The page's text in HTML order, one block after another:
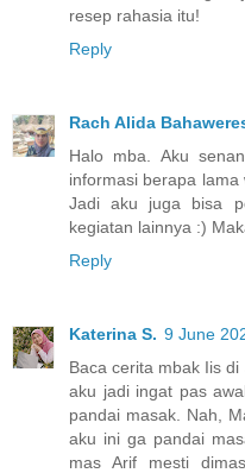
resep rahasia itu!
Reply
Rach Alida
Halo mba. Aku
informasi berapa lama
Jadi aku juga bisa
kegiatan lainnya :)
Reply
Katerina S. 9 June
Baca cerita mbak Iis
aku jadi ingat pas
pandai masak. Nah,
aku ini ga pandai
mas Arif mesti